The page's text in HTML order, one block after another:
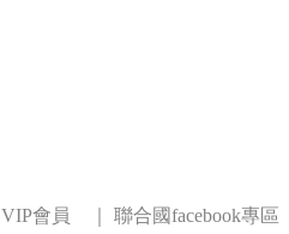
VIP會員 ｜ 聯合國facebook專區